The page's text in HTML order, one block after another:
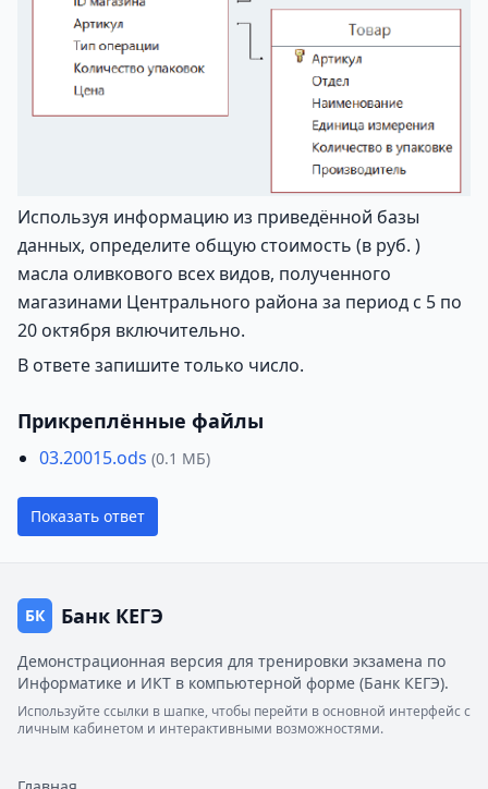
Используя информацию из приведённой базы
данных, определите общую стоимость (в руб. )
масла оливкового всех видов, полученного
магазинами Центрального района за период с 5 по
20 октября включительно.
В ответе запишите только число.
Прикреплённые файлы
03.20015.ods (0.1 МБ)
Показать ответ
БК Банк КЕГЭ
Демонстрационная версия для тренировки экзамена по
Информатике и ИКТ в компьютерной форме (Банк КЕГЭ).
Используйте ссылки в шапке, чтобы перейти в основной интерфейс с
личным кабинетом и интерактивными возможностями.